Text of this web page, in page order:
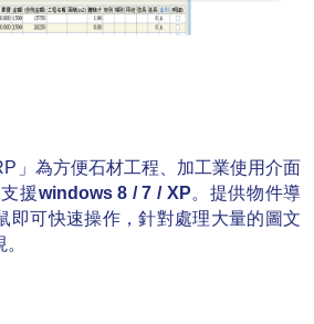
」為方便石材工程、加工業使用介面
援windows 8 / 7 / XP。提供物件導
即可快速操作，針對處理大量的圖文